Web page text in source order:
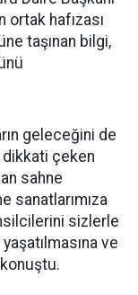
hafızası
taşınan bilgi,
geleceğini de
çeken
sahne
sanatlarımıza
sizlerle
ve